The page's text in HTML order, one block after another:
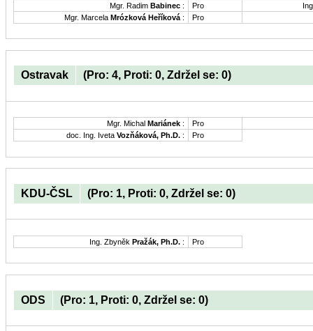
Mgr. Radim Babinec : Pro
Mgr. Marcela Mrózková Heříková : Pro
Ostravak (Pro: 4, Proti: 0, Zdržel se: 0)
Mgr. Michal Mariánek :
Pro
doc. Ing. Iveta Vozňáková, Ph.D. : Pro
KDU-ČSL (Pro: 1, Proti: 0, Zdržel se: 0)
Ing. Zbyněk Pražák, Ph.D. : Pro
ODS (Pro: 1, Proti: 0, Zdržel se: 0)